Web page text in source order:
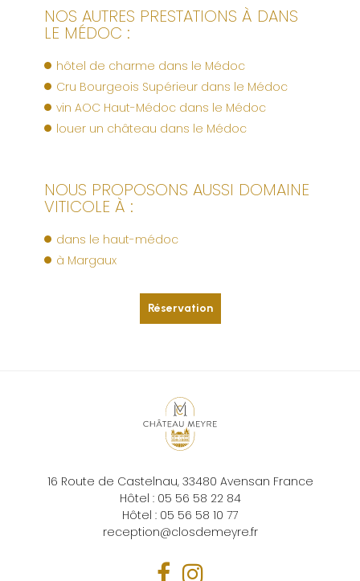
NOS AUTRES PRESTATIONS À DANS
LE MÉDOC :
hôtel de charme dans le Médoc
Cru Bourgeois Supérieur dans le Médoc
vin AOC Haut-Médoc dans le Médoc
louer un château dans le Médoc
NOUS PROPOSONS AUSSI DOMAINE
VITICOLE À :
dans le haut-médoc
à Margaux
Réservation
16 Route de Castelnau, 33480 Avensan France
Hôtel : 05 56 58 22 84
Hôtel : 05 56 58 10 77
reception@closdemeyre.fr